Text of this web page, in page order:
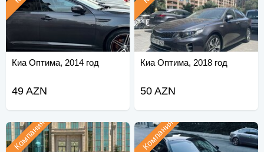
Киа Оптима, 2014 год
49 AZN
Киа Оптима, 2018 год
50 AZN
Компания Компания